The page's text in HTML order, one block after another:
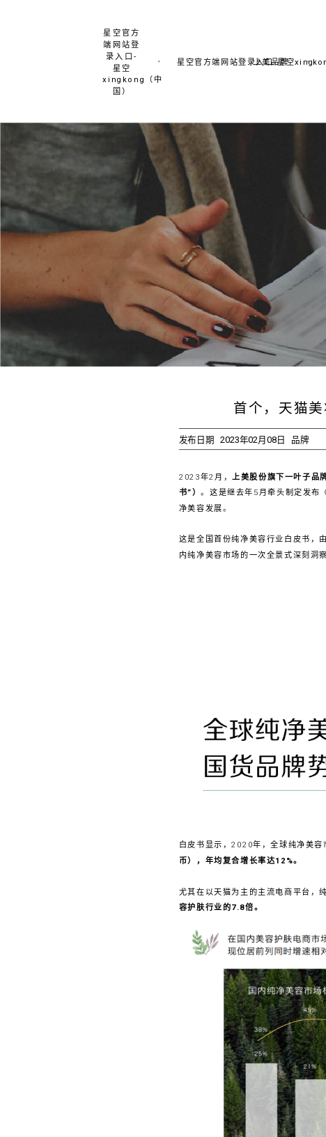
星空官方
端网站登
录入口-
星空
xingkong（中
国）
星空官方端网站登录入口-星空
上美品牌
首个，天猫
发布日期 2023年02月08日 品牌
2023年2月，上美股份旗下一叶子品
书”）。这是继去年5月牵头制定发布
净美容发展。
这是全国首份纯净美容行业白皮书，
内纯净美容市场的一次全景式深刻洞
白皮书显示，2020年，全球纯净美
币），年均复合增长率达12%。
尤其在以天猫为主的主流电商平台，
容护肤行业的7.8倍。